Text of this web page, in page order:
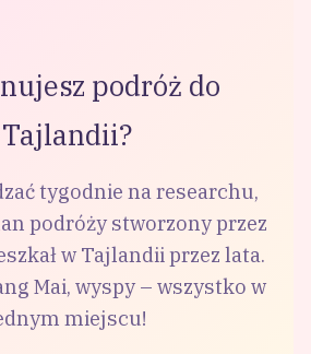
podróż do
Tajlandii?
tygodnie na researchu,
podróży stworzony przez
w Tajlandii przez lata.
Mai, wyspy – wszystko w
miejscu!